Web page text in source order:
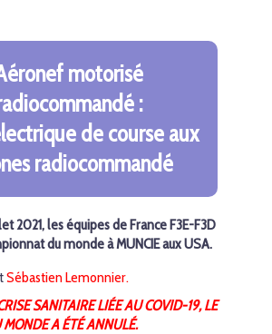
motorisé
:
de course aux
radiocommandé
2021, les équipes de France F3E-F3D
du monde àMUNCIE aux USA.
Sébastien Lemonnier.
SANITAIRE LIÉE AU COVID-19, LE
A ÉTÉ ANNULÉ.